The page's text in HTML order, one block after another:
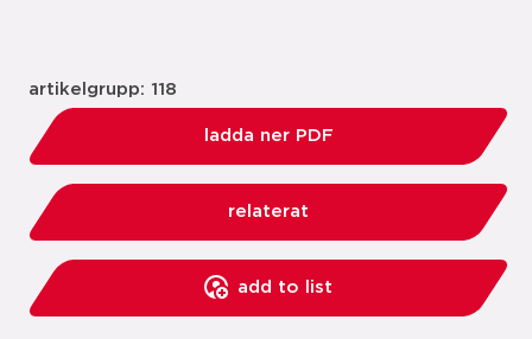
artikelgrupp: 118
ladda ner PDF
relaterat
add to list